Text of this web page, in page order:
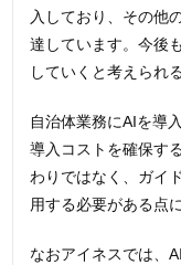
入しており、その他
達しています。今後
していくと考えられ
自治体業務にAIを導
導入コストを確保す
わりではなく、ガイ
用する必要がある点
なおアイネスでは、